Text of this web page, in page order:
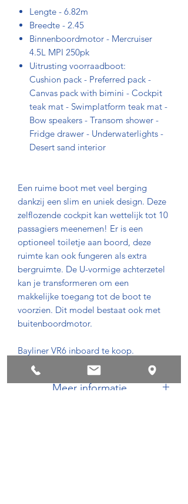
Lengte - 6.82m
Breedte - 2.45
Binnenboordmotor - Mercruiser
4.5L MPI 250pk
Uitrusting voorraadboot:
Cushion pack - Preferred pack -
Canvas pack with bimini - Cockpit
teak mat - Swimplatform teak mat -
Bow speakers - Transom shower -
Fridge drawer - Underwaterlights -
Desert sand interior
Een ruime boot met veel berging
dankzij een slim en uniek design. Deze
zelflozende cockpit kan wettelijk tot 10
passagiers meenemen! Er is een
optioneel toiletje aan boord, deze
ruimte kan ook fungeren als extra
bergruimte. De U-vormige achterzetel
kan je transformeren om een
makkelijke toegang tot de boot te
voorzien. Dit model bestaat ook met
buitenboordmotor.
Bayliner VR6 inboard te koop.
Meer informatie